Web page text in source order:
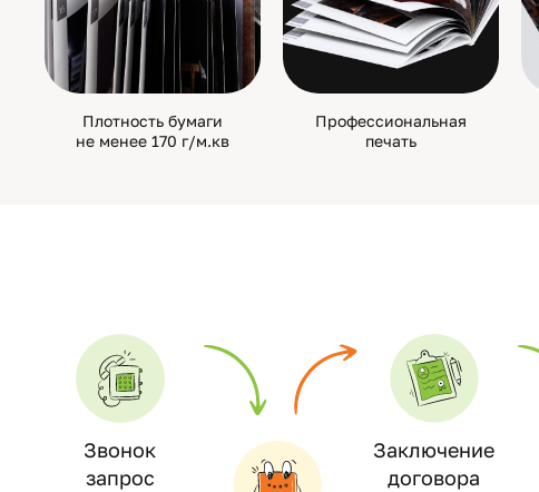
Плотность бумаги
не менее 170 г/м.кв
Профессиональная
печать
Звонок
запрос
Заключение
договора